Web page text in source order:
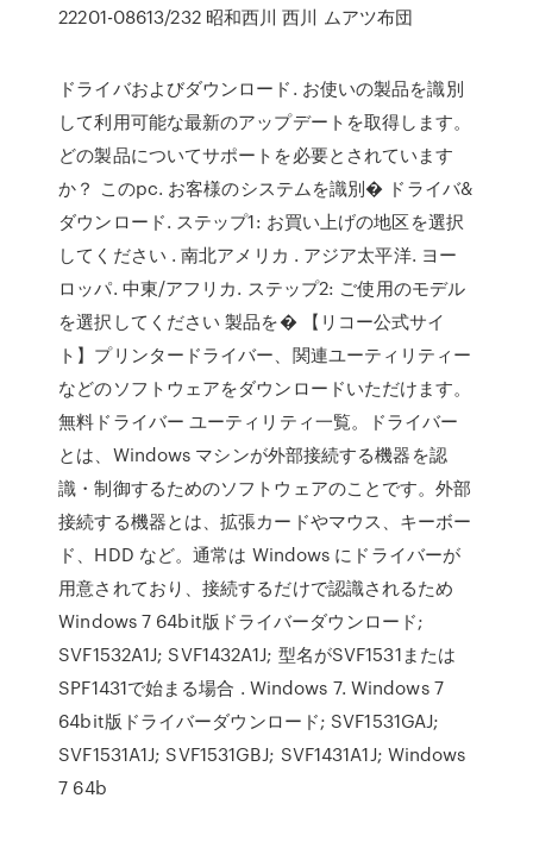
22201-08613/232 昭和西川 西川 ムアツ布団
ドライバおよびダウンロード. お使いの製品を識別
して利用可能な最新のアップデートを取得します。
どの製品についてサポートを必要とされています
か？ このpc. お客様のシステムを識別� ドライバ&
ダウンロード. ステップ1: お買い上げの地区を選択
してください . 南北アメリカ . アジア太平洋. ヨー
ロッパ. 中東/アフリカ. ステップ2: ご使用のモデル
を選択してください 製品を� 【リコー公式サイ
ト】プリンタードライバー、関連ユーティリティー
などのソフトウェアをダウンロードいただけます。
無料ドライバー ユーティリティ一覧。ドライバー
とは、Windows マシンが外部接続する機器を認
識・制御するためのソフトウェアのことです。外部
接続する機器とは、拡張カードやマウス、キーボー
ド、HDD など。通常は Windows にドライバーが
用意されており、接続するだけで認識されるため
Windows 7 64bit版ドライバーダウンロード;
SVF1532A1J; SVF1432A1J; 型名がSVF1531または
SPF1431で始まる場合 . Windows 7. Windows 7
64bit版ドライバーダウンロード; SVF1531GAJ;
SVF1531A1J; SVF1531GBJ; SVF1431A1J; Windows
7 64b